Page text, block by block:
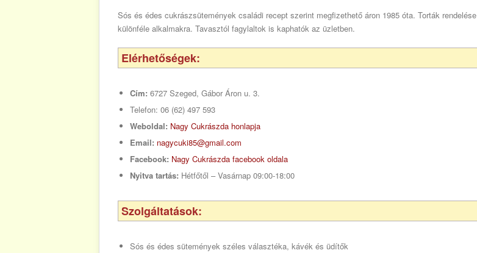
Sós és édes cukrászsütemények családi recept szerint megfizethető áron 1985 óta. Torták rendelése
különféle alkalmakra. Tavasztól fagylaltok is kaphatók az üzletben.
Elérhetőségek:
Cím: 6727 Szeged, Gábor Áron u. 3.
Telefon: 06 (62) 497 593
Weboldal: Nagy Cukrászda honlapja
Email: nagycuki85@gmail.com
Facebook: Nagy Cukrászda facebook oldala
Nyitva tartás: Hétfőtől – Vasárnap 09:00-18:00
Szolgáltatások:
Sós és édes sütemények széles választéka, kávék és üdítők